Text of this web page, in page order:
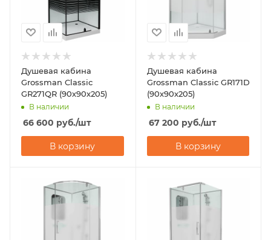
Душевая кабина
Grossman Classic
GR271QR (90х90х205)
В наличии
66 600 руб./шт
В корзину
Душевая кабина
Grossman Classic GR171D
(90х90х205)
В наличии
67 200 руб./шт
В корзину